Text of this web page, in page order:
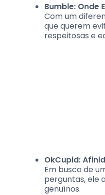
Bumble: Onde
Com um
que querem
respeitosas e
OkCupid:
Em busca de
perguntas, ele
genuínos.